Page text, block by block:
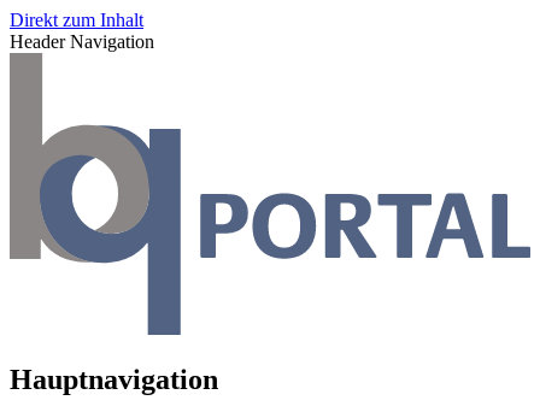
Direkt zum Inhalt
Header Navigation
Hauptnavigation